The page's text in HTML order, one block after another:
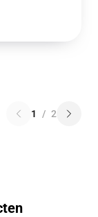
1 / 2